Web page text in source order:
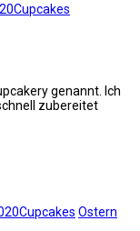
Cupcakes
genannt. Ich
zubereitet
Cupcakes Ostern